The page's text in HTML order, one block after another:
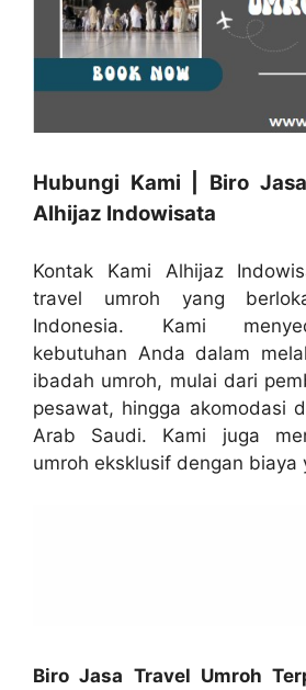
Hubungi Kami | Biro
Alhijaz Indowisata
Kontak Kami Alhijaz
travel umroh yang
Indonesia. Kami
kebutuhan Anda dalam
ibadah umroh, mulai dari
pesawat, hingga akomodasi
Arab Saudi. Kami juga
umroh eksklusif dengan biaya
Biro Jasa Travel Umroh